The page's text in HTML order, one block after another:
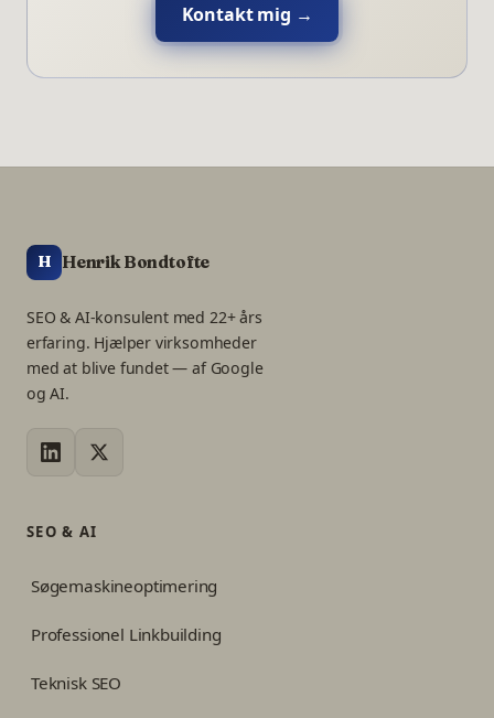
Kontakt mig →
H Henrik Bondtofte
SEO & AI-konsulent med 22+ års
erfaring. Hjælper virksomheder
med at blive fundet — af Google
og AI.
SEO & AI
Søgemaskineoptimering
Professionel Linkbuilding
Teknisk SEO